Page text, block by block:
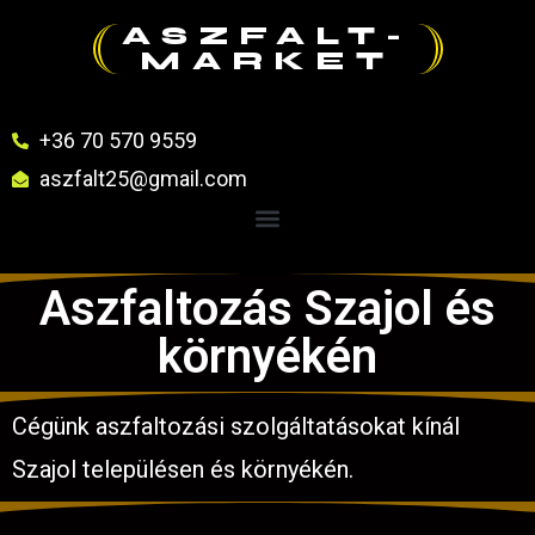
ASZFALT-
MARKET
+36 70 570 9559
aszfalt25@gmail.com
Aszfaltozás Szajol és
környékén
Cégünk aszfaltozási szolgáltatásokat kínál
Szajol településen és környékén.